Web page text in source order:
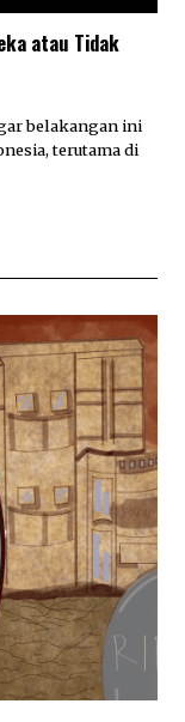
atau Tidak
belakangan ini
terutama di